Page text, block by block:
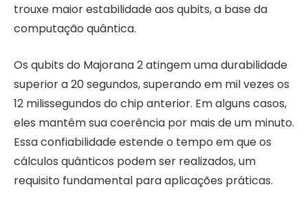
trouxe maior estabilidade aos qubits, a base da
computação quântica.
Os qubits do Majorana 2 atingem uma durabilidade
superior a 20 segundos, superando em mil vezes os
12 milissegundos do chip anterior. Em alguns casos,
eles mantêm sua coerência por mais de um minuto.
Essa confiabilidade estende o tempo em que os
cálculos quânticos podem ser realizados, um
requisito fundamental para aplicações práticas.